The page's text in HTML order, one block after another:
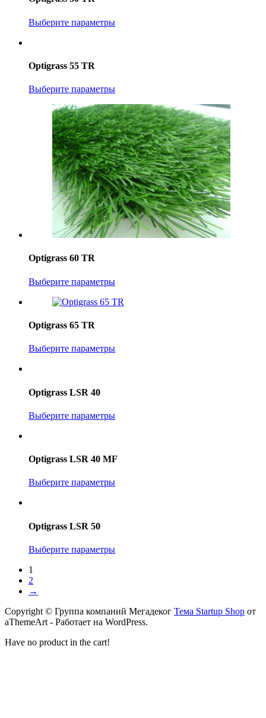
Выберите параметры
Optigrass 55 TR
Выберите параметры
Optigrass 60 TR
Выберите параметры
Optigrass 65 TR
Выберите параметры
Optigrass LSR 40
Выберите параметры
Optigrass LSR 40 MF
Выберите параметры
Optigrass LSR 50
Выберите параметры
1
2
→
Copyright © Группа компаний Мегадеког Тема Startup Shop от
aThemeArt - Работает на WordPress.
Have no product in the cart!